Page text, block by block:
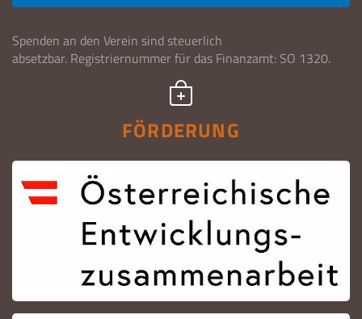
Spenden an den Verein sind steuerlich
absetzbar. Registriernummer für das Finanzamt: SO 1320.
FÖRDERUNG